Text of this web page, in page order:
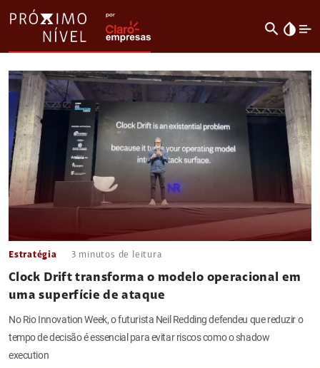
search invert_colors
Estratégia 3 minutos de leitura
Clock Drift transforma o modelo operacional em
uma superfície de ataque
No Rio Innovation Week, o futurista Neil Redding defendeu que reduzir o
tempo de decisão é essencial para evitar riscos como o shadow
execution